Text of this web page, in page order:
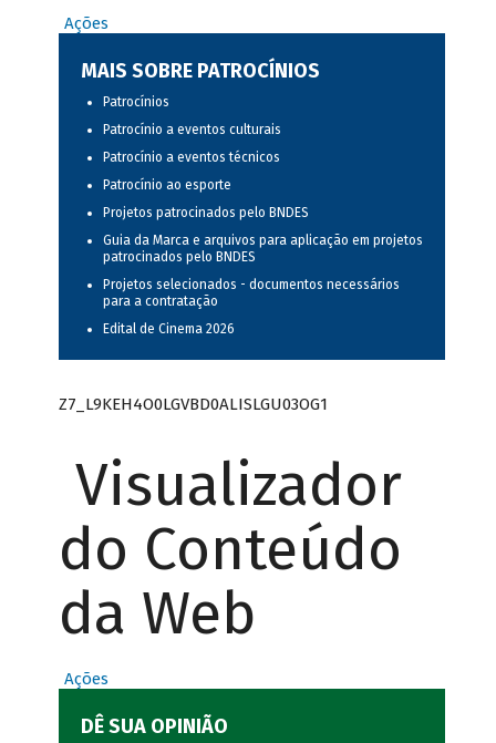
Ações
MAIS SOBRE PATROCÍNIOS
Patrocínios
Patrocínio a eventos culturais
Patrocínio a eventos técnicos
Patrocínio ao esporte
Projetos patrocinados pelo BNDES
Guia da Marca e arquivos para aplicação em projetos
patrocinados pelo BNDES
Projetos selecionados - documentos necessários
para a contratação
Edital de Cinema 2026
Z7_L9KEH4O0LGVBD0ALISLGU03OG1
Visualizador
do Conteúdo
da Web
Ações
DÊ SUA OPINIÃO